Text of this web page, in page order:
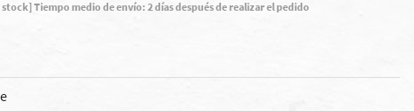
stock] Tiempo medio de envío: 2 días después de realizar el pedido